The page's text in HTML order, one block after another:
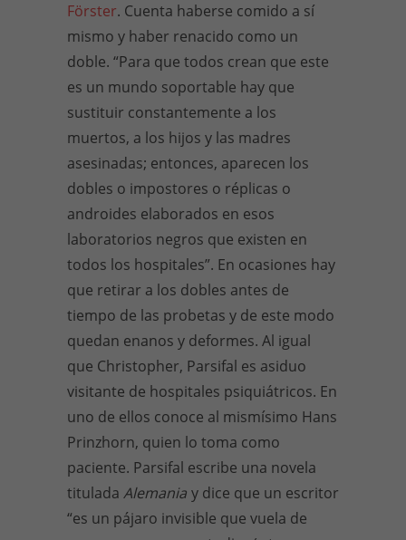
Förster. Cuenta haberse comido a sí
mismo y haber renacido como un
doble. “Para que todos crean que este
es un mundo soportable hay que
sustituir constantemente a los
muertos, a los hijos y las madres
asesinadas; entonces, aparecen los
dobles o impostores o réplicas o
androides elaborados en esos
laboratorios negros que existen en
todos los hospitales”. En ocasiones hay
que retirar a los dobles antes de
tiempo de las probetas y de este modo
quedan enanos y deformes. Al igual
que Christopher, Parsifal es asiduo
visitante de hospitales psiquiátricos. En
uno de ellos conoce al mismísimo Hans
Prinzhorn, quien lo toma como
paciente. Parsifal escribe una novela
titulada Alemania y dice que un escritor
“es un pájaro invisible que vuela de